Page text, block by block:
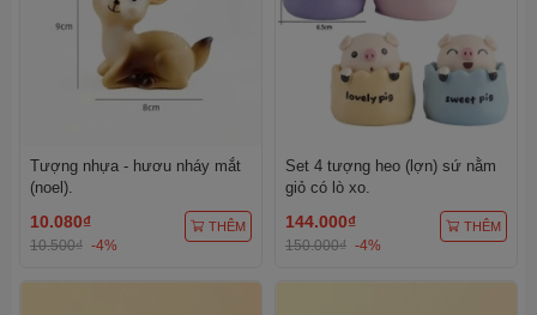
Tượng nhựa - hươu nháy mắt
(noel).
10.080₫
10.500₫ -4%
THÊM
Set 4 tượng heo (lợn) sứ nằm
giỏ có lò xo.
144.000₫
150.000₫ -4%
THÊM